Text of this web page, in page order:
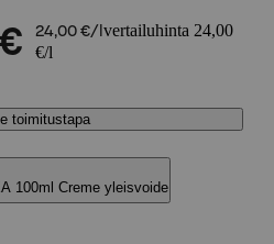
24,00 €/l vertailuhinta 24,00
€/l
toimitustapa
100ml Creme yleisvoide